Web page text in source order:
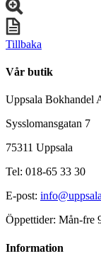
Tillbaka
Vår butik
Uppsala Bokhandel
Sysslomansgatan 7
75311 Uppsala
Tel: 018-65 33 30
E-post:
Öppettider: Mån-fre
Information